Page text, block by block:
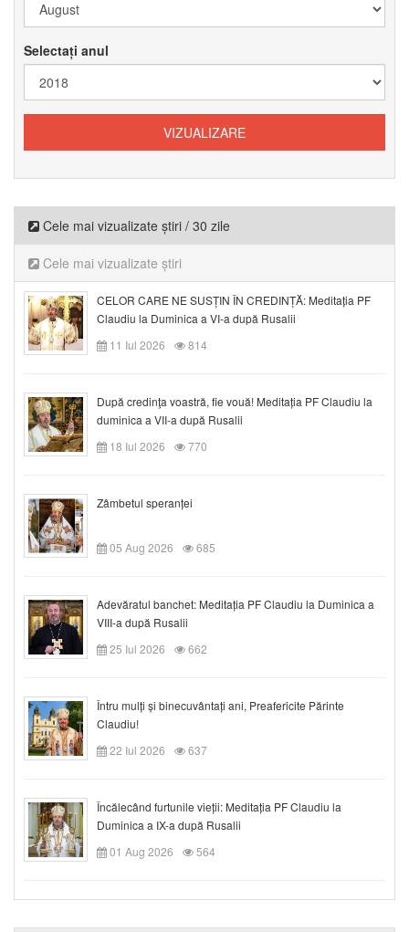
Selectați anul
Cele mai vizualizate știri / 30 zile
Cele mai vizualizate știri
CELOR CARE NE SUSȚIN ÎN CREDINȚĂ: Meditația PF
Claudiu la Duminica a VI-a după Rusalii
11 Iul 2026
814
După credinţa voastră, fie vouă! Meditația PF Claudiu la
duminica a VII-a după Rusalii
18 Iul 2026
770
Zâmbetul speranței
05 Aug 2026 685
Adevăratul banchet: Meditația PF Claudiu la Duminica a
VIII-a după Rusalii
25 Iul 2026
662
Întru mulți și binecuvântați ani, Preafericite Părinte
Claudiu!
22 Iul 2026
637
Încălecând furtunile vieții: Meditația PF Claudiu la
Duminica a IX-a după Rusalii
01 Aug 2026
564